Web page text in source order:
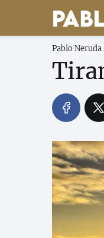
Pablo Neruda